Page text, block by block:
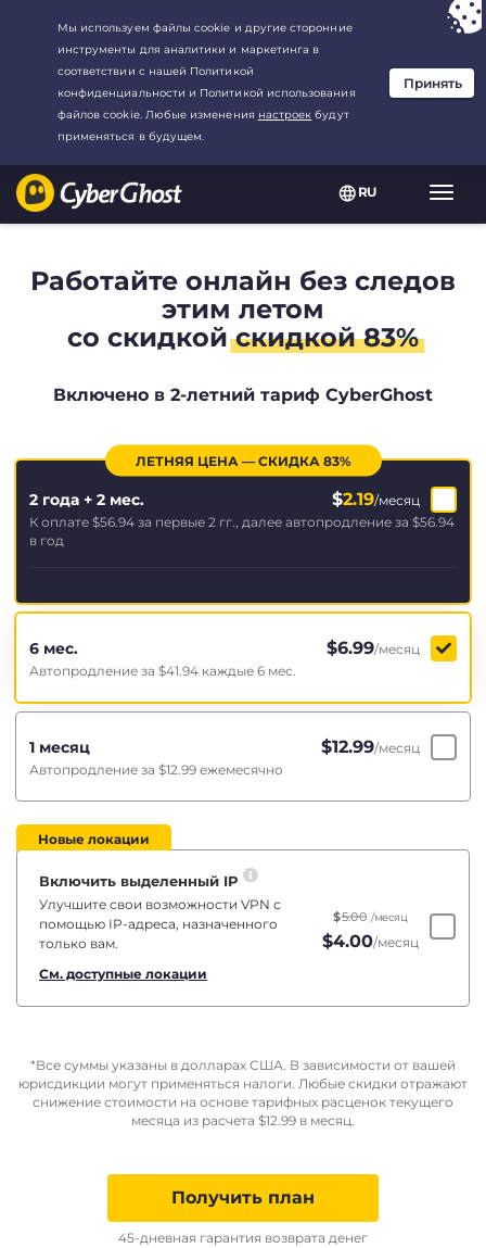
RU
Ваш выбор:Лучшая сделкадля2.1666666666667-год at$
месяц
Работайте онлайн без следов
этим летом
со скидкойскидкой 83%
Включено в 2-летний тариф CyberGhost
ЛЕТНЯЯ ЦЕНА — СКИДКА 83%
2 года + 2 мес. $2.19/месяц
К оплате $56.94 за первые 2 гг., далее автопродление за $56.94
в год
6 мес. $6.99/месяц
Автопродление за $41.94 каждые 6 мес.
1 месяц $12.99/месяц
Автопродление за $12.99 ежемесячно
Новые локации
Включить выделенный IP
Улучшите свои возможности VPN с
помощью IP-адреса, назначенного
только вам.
См. доступные локации
$5.00 /месяц
$4.00/месяц
*Все суммы указаны в долларах США. В зависимости от вашей
юрисдикции могут применяться налоги. Любые скидки отражают
снижение стоимости на основе тарифных расценок текущего
месяца из расчета $12.99 в месяц.
Получить план
45-дневная гарантия возврата денег